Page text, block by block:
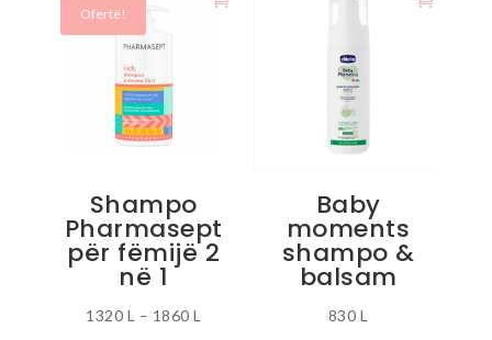
Ofertë!
Shampo
Pharmasept
për fëmijë 2
në 1
1320 L – 1860L
Baby
moments
shampo &
balsam
830 L